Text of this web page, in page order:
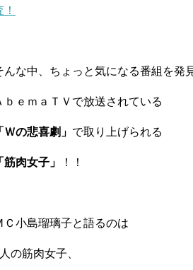
んな中、ちょっと気になる番組を発
ｂｅｍａＴＶで放送されている
Ｗの悲喜劇」 で取り上げられる
筋肉女子」 ！！
Ｃ小島瑠璃子と語るのは
の筋肉女子、